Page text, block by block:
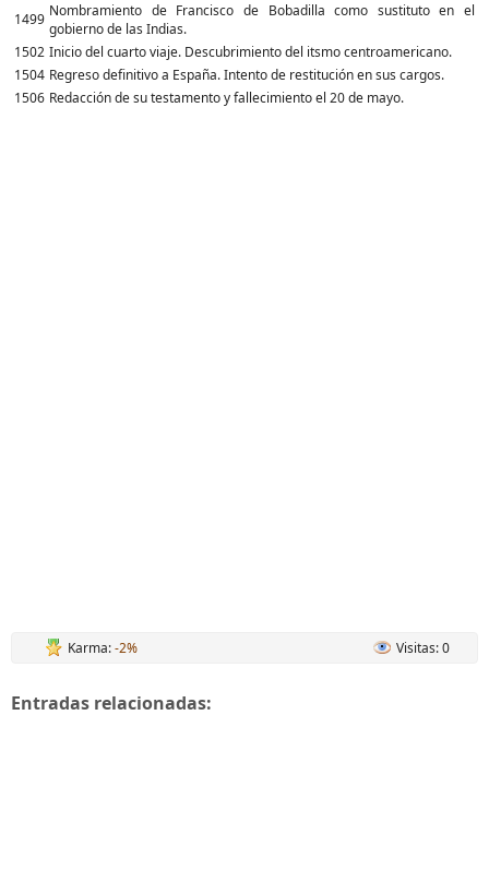
1499 Nombramiento de Francisco de Bobadilla como sustituto en el
gobierno de las Indias.
1502 Inicio del cuarto viaje. Descubrimiento del itsmo centroamericano.
1504 Regreso definitivo a España. Intento de restitución en sus cargos.
1506 Redacción de su testamento y fallecimiento el 20 de mayo.
Karma:-2% Visitas: 0
Entradas relacionadas: